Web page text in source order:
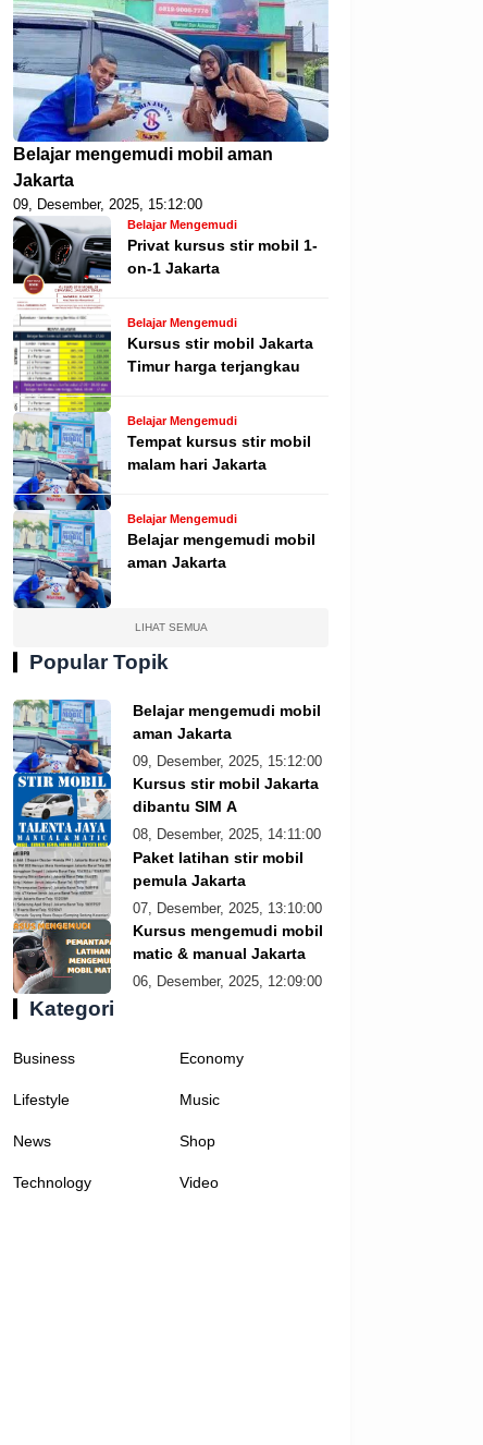
Belajar mengemudi mobil aman
Jakarta
09, Desember, 2025, 15:12:00
Belajar Mengemudi
Privat kursus stir mobil 1-
on-1 Jakarta
Belajar Mengemudi
Kursus stir mobil Jakarta
Timur harga terjangkau
Belajar Mengemudi
Tempat kursus stir mobil
malam hari Jakarta
Belajar Mengemudi
Belajar mengemudi mobil
aman Jakarta
LIHAT SEMUA
Popular Topik
Belajar mengemudi mobil
aman Jakarta
09, Desember, 2025, 15:12:00
Kursus stir mobil Jakarta
dibantu SIM A
08, Desember, 2025, 14:11:00
Paket latihan stir mobil
pemula Jakarta
07, Desember, 2025, 13:10:00
Kursus mengemudi mobil
matic & manual Jakarta
06, Desember, 2025, 12:09:00
Kategori
Business Economy
Lifestyle Music
News Shop
Technology Video